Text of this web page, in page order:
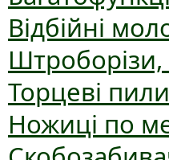
Відбійні
Торцеві пили
Ножиці по